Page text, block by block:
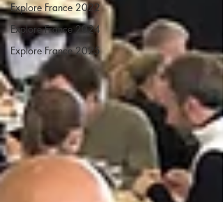
Explore France 2022
Explore France 2024
Explore France 2025